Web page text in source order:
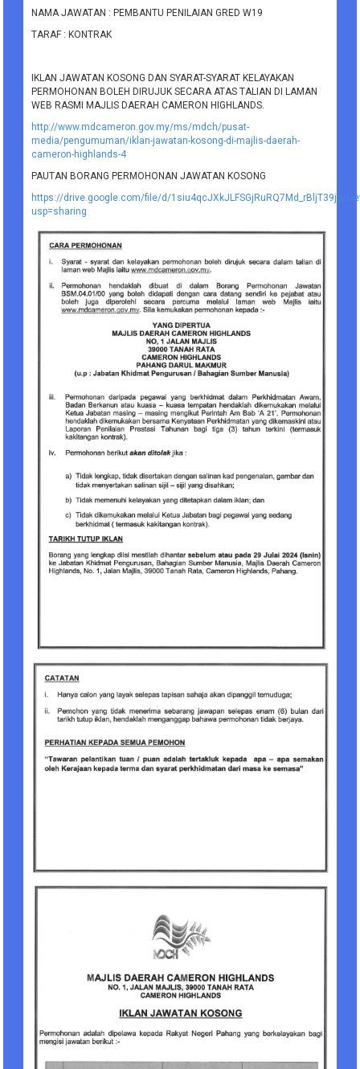
NAMA JAWATAN : PEMBANTU PENILAIAN GRED W19
TARAF : KONTRAK
IKLAN JAWATAN KOSONG DAN SYARAT-SYARAT KELAYAKAN
PERMOHONAN BOLEH DIRUJUK SECARA ATAS TALIAN DI LAMAN
WEB RASMI MAJLIS DAERAH CAMERON HIGHLANDS.
http://www.mdcameron.gov.my/ms/mdch/pusat-
media/pengumuman/iklan-jawatan-kosong-di-majlis-daerah-
cameron-highlands-4
PAUTAN BORANG PERMOHONAN JAWATAN KOSONG
https://drive.google.com/file/d/1siu4qcJXkJLFSGjRuRQ7Md_rBljT39jg/
usp=sharing